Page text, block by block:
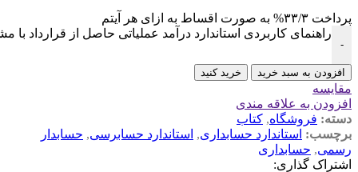
پرداخت ۳۳/۳% به صورت اقساط به ازای هر آیتم
-
راهنمای کاربردی استاندارد درآمد عملیاتی حاصل از قرارداد با
افزودن به سبد خرید خرید کنید
مقايسه
افزودن به علاقه مندی
دسته: فروشگاه, کتاب
برچسب: استاندارد حسابداری, استاندارد حسابرسی, حسابدار
رسمی, حسابداری
اشتراک گذاری: